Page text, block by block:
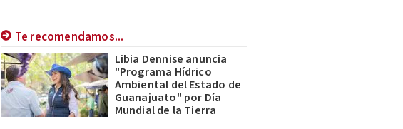
Te recomendamos...
Libia Dennise anuncia
"Programa Hídrico
Ambiental del Estado de
Guanajuato" por Día
Mundial de la Tierra